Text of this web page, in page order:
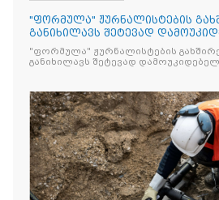
"ფორმულა" ჟურნალისტების
განიხილავს შეტევად
წინააღმდ
"ფორმულა" ჟურნალისტების
განიხილავს შეტევად